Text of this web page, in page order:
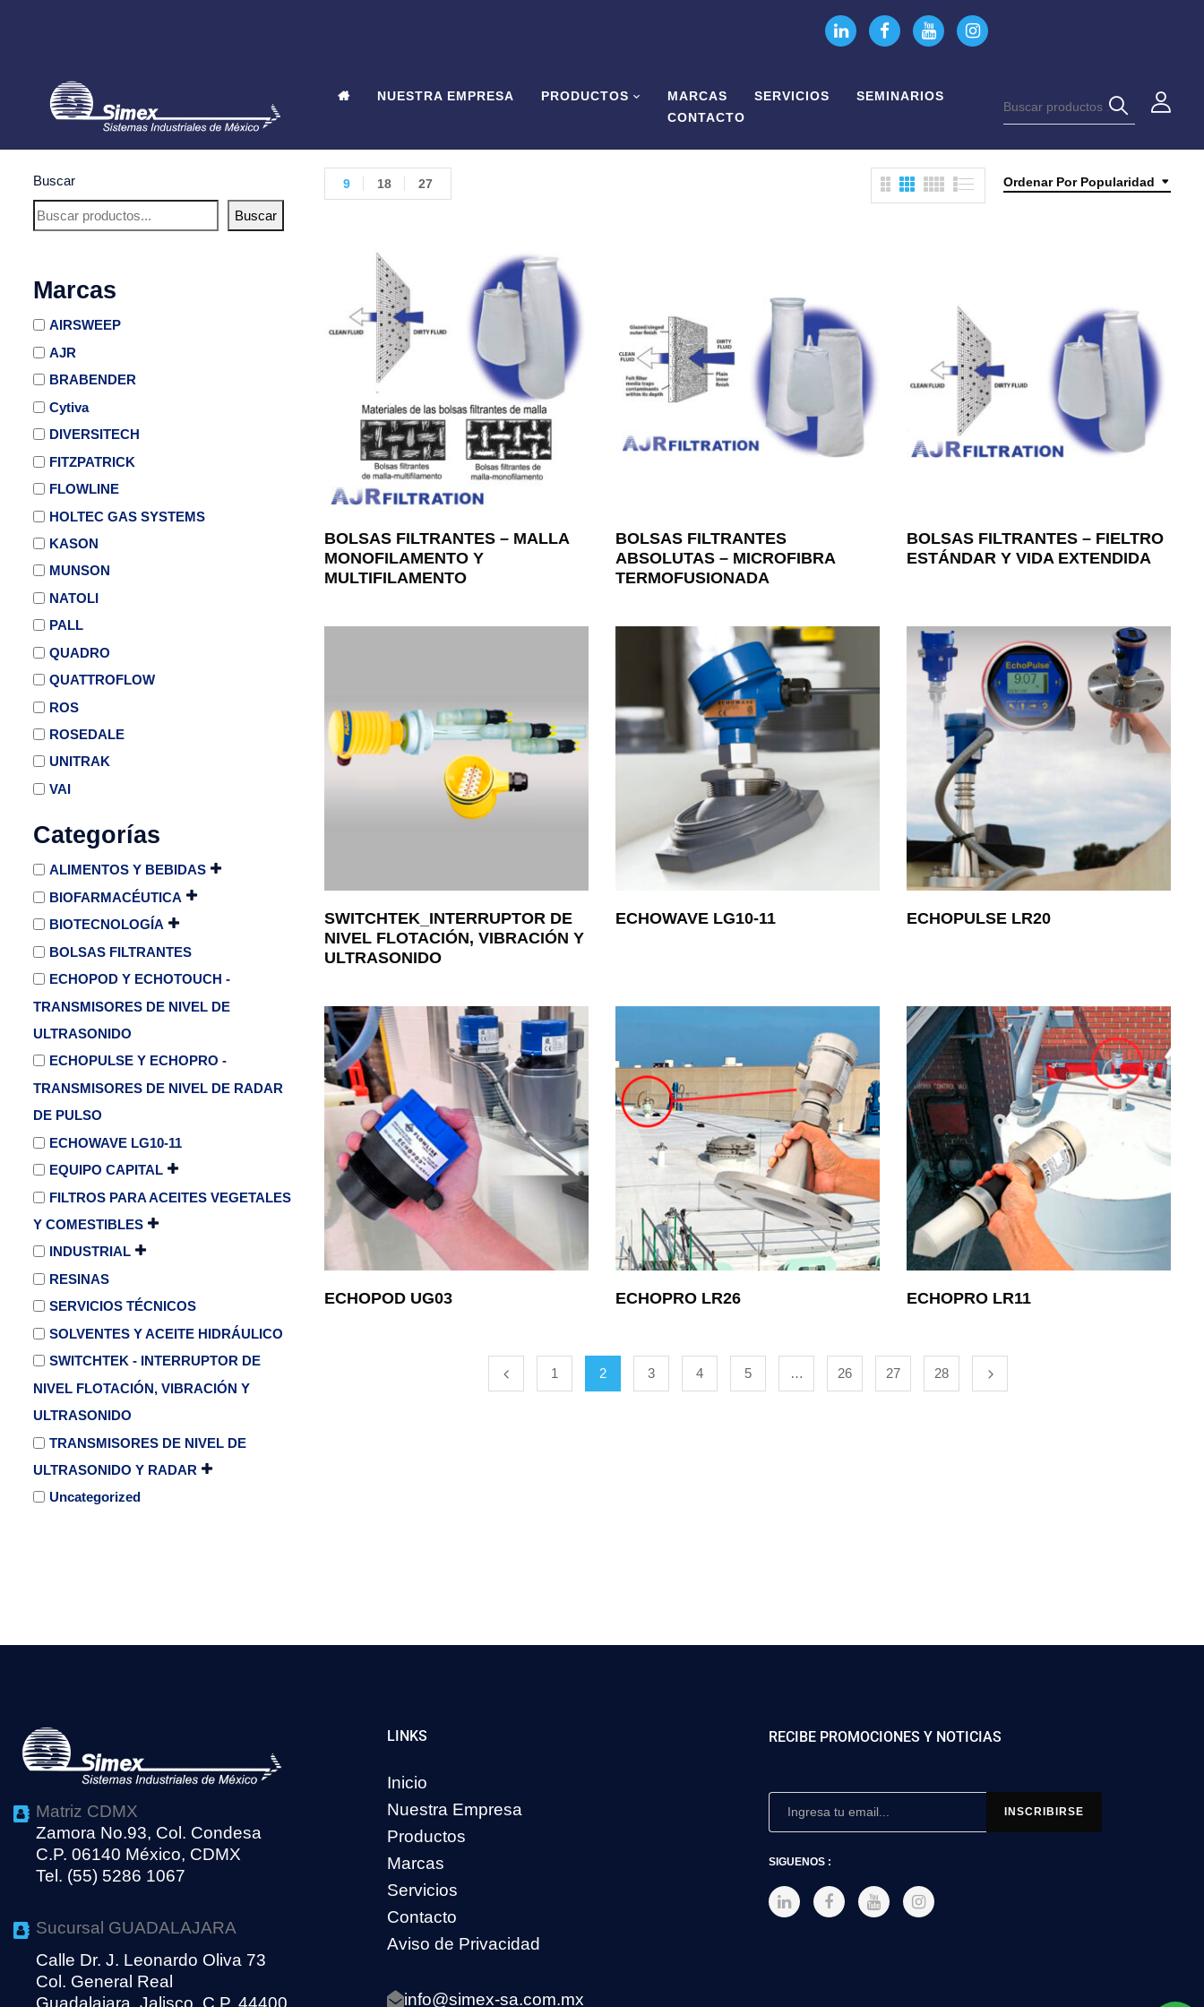
NUESTRA EMPRESA PRODUCTOS MARCAS SERVICIOS
SEMINARIOS
CONTACTO
Buscar
Buscar
Marcas
AIRSWEEP
AJR
BRABENDER
Cytiva
DIVERSITECH
FITZPATRICK
FLOWLINE
HOLTEC GAS SYSTEMS
KASON
MUNSON
NATOLI
PALL
QUADRO
QUATTROFLOW
ROS
ROSEDALE
UNITRAK
VAI
Categorías
ALIMENTOS Y BEBIDAS
BIOFARMACÉUTICA
BIOTECNOLOGÍA
BOLSAS FILTRANTES
ECHOPOD Y ECHOTOUCH -
TRANSMISORES DE NIVEL DE
ULTRASONIDO
ECHOPULSE Y ECHOPRO -
TRANSMISORES DE NIVEL DE RADAR
DE PULSO
ECHOWAVE LG10-11
EQUIPO CAPITAL
FILTROS PARA ACEITES VEGETALES
Y COMESTIBLES
INDUSTRIAL
RESINAS
SERVICIOS TÉCNICOS
SOLVENTES Y ACEITE HIDRÁULICO
SWITCHTEK - INTERRUPTOR DE
NIVEL FLOTACIÓN, VIBRACIÓN Y
ULTRASONIDO
TRANSMISORES DE NIVEL DE
ULTRASONIDO Y RADAR
Uncategorized
Ordenar Por Popularidad
9 18 27
BOLSAS FILTRANTES – MALLA
MONOFILAMENTO Y
MULTIFILAMENTO
BOLSAS FILTRANTES
ABSOLUTAS – MICROFIBRA
TERMOFUSIONADA
BOLSAS FILTRANTES – FIELTRO
ESTÁNDAR Y VIDA EXTENDIDA
SWITCHTEK_INTERRUPTOR DE
NIVEL FLOTACIÓN, VIBRACIÓN Y
ULTRASONIDO
ECHOWAVE LG10-11 ECHOPULSE LR20
ECHOPOD UG03 ECHOPRO LR26 ECHOPRO LR11
1 2 3 4 5 … 26 27 28
Matriz CDMX
Zamora No.93, Col. Condesa
C.P. 06140 México, CDMX
Tel. (55) 5286 1067
Sucursal GUADALAJARA
Calle Dr. J. Leonardo Oliva 73
Col. General Real
Guadalajara, Jalisco, C.P. 44400
LINKS
Inicio
Nuestra Empresa
Productos
Marcas
Servicios
Contacto
Aviso de Privacidad
info@simex-sa.com.mx
RECIBE PROMOCIONES Y NOTICIAS
SIGUENOS :